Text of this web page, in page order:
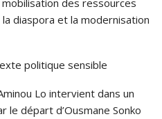
des ressources
diaspora et la modernisation
politique sensible
Lo intervient dans un
départ d’Ousmane Sonko